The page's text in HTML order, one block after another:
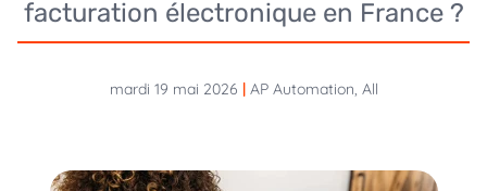
facturation électronique en France ?
mardi 19 mai 2026 | AP Automation, All